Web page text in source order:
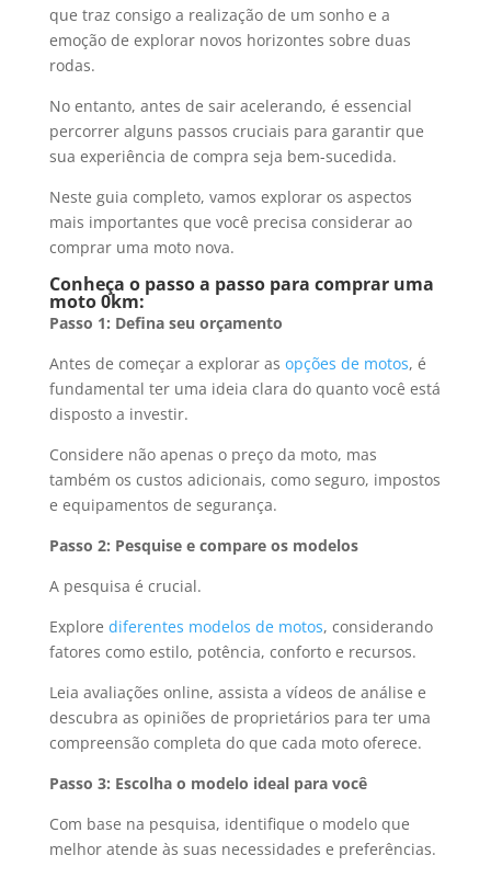
que traz consigo a realização de um sonho e a
emoção de explorar novos horizontes sobre duas
rodas.
No entanto, antes de sair acelerando, é essencial
percorrer alguns passos cruciais para garantir que
sua experiência de compra seja bem-sucedida.
Neste guia completo, vamos explorar os aspectos
mais importantes que você precisa considerar ao
comprar uma moto nova.
Conheça o passo a passo para comprar uma
moto 0km:
Passo 1: Defina seu orçamento
Antes de começar a explorar as opções de motos, é
fundamental ter uma ideia clara do quanto você está
disposto a investir.
Considere não apenas o preço da moto, mas
também os custos adicionais, como seguro, impostos
e equipamentos de segurança.
Passo 2: Pesquise e compare os modelos
A pesquisa é crucial.
Explore diferentes modelos de motos, considerando
fatores como estilo, potência, conforto e recursos.
Leia avaliações online, assista a vídeos de análise e
descubra as opiniões de proprietários para ter uma
compreensão completa do que cada moto oferece.
Passo 3: Escolha o modelo ideal para você
Com base na pesquisa, identifique o modelo que
melhor atende às suas necessidades e preferências.